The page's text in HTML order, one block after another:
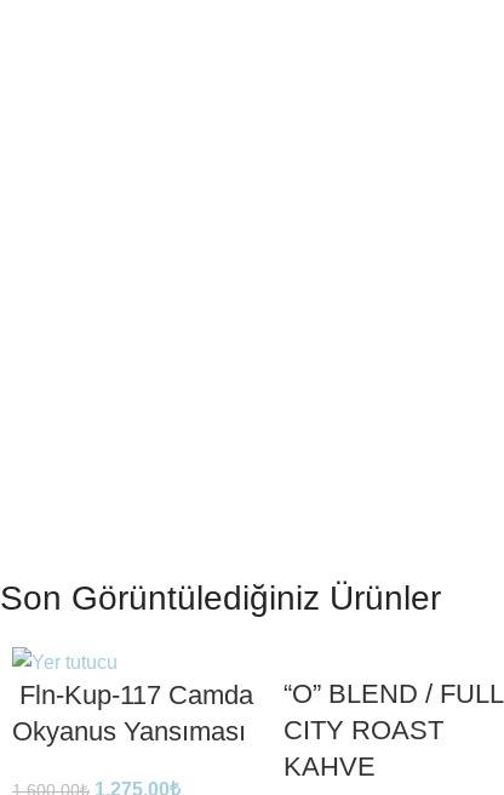
Son Görüntülediğiniz Ürünler
Fln-Kup-117 Camda
Okyanus Yansıması
1.600,00₺ 1.275,00₺
“O” BLEND / FULL
CITY ROAST
KAHVE